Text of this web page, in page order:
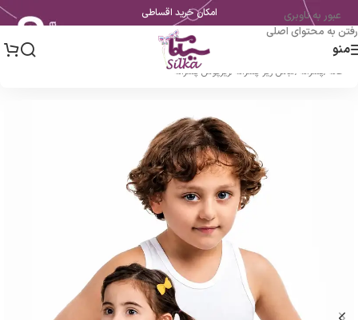
عبور به ناوبری
رفتن به محتوای اصلی
امکان خرید اقساطی
منو
خانه /پسرانه /لباس زیر پسرانه /زیرپوش پسرانه